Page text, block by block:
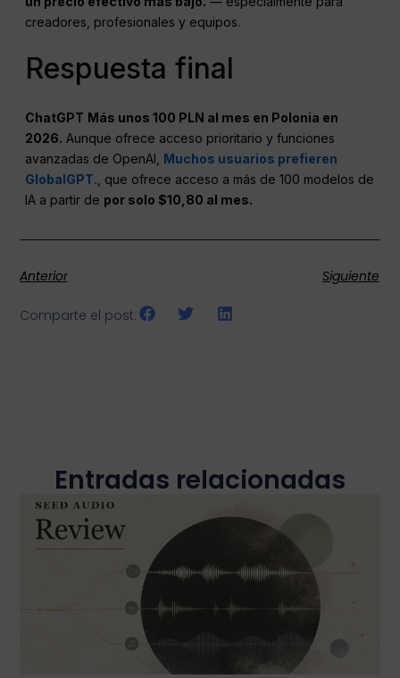
creadores, profesionales y equipos.
Respuesta final
ChatGPT Más unos 100 PLN al mes en Polonia en
2026. Aunque ofrece acceso prioritario y funciones
avanzadas de OpenAI, Muchos usuarios prefieren
GlobalGPT. , que ofrece acceso a más de 100 modelos de
IA a partir de por solo $10,80 al mes.
Anterior Siguiente
Comparte el post:
Entradas relacionadas